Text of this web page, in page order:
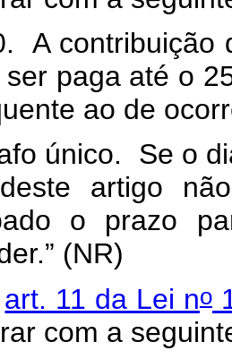
A
paga até o
ao de
único. Se o
artigo
o prazo
(NR)
art. 11 da Lei no
com a